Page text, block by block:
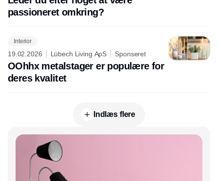
passioneret omkring?
Interior
19.02.2026 Lübech Living ApS Sponseret
OOhhx metalstager er populære for
deres kvalitet
Indlæs flere